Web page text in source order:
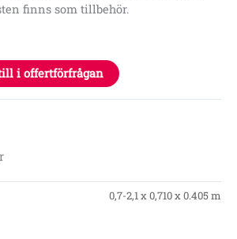
finns som tillbehör.
i offertförfrågan
0,7-2,1 x 0,710 x 0.405 m